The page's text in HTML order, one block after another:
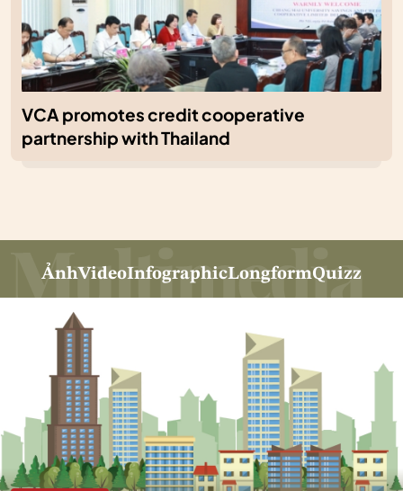
VCA promotes credit cooperative
partnership with Thailand
ẢnhVideoInfographicLongformQuizz